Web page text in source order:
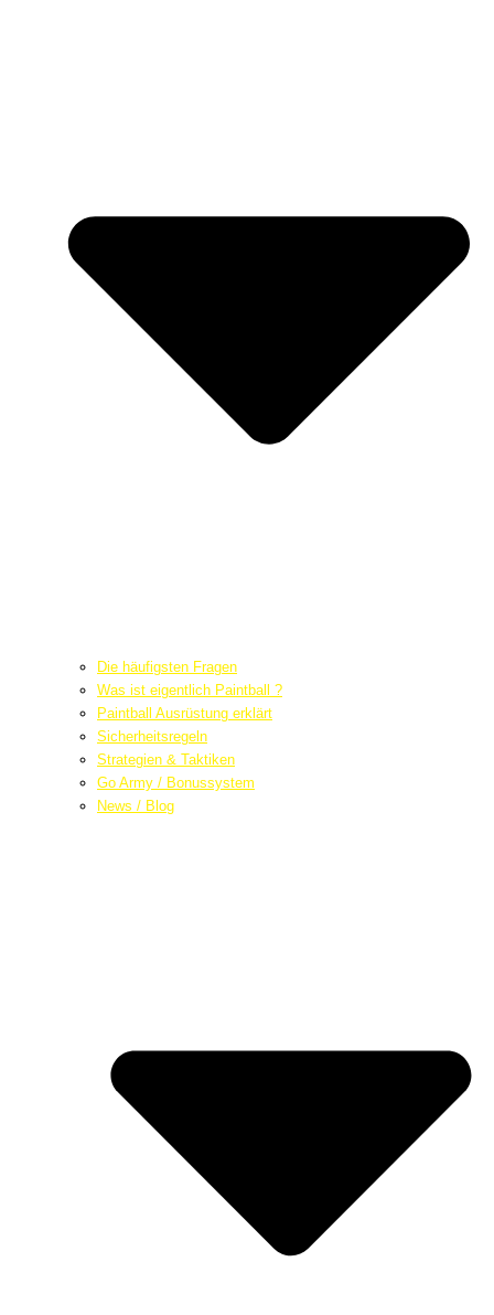
Die häufigsten Fragen
Was ist eigentlich Paintball ?
Paintball Ausrüstung erklärt
Sicherheitsregeln
Strategien & Taktiken
Go Army / Bonussystem
News / Blog